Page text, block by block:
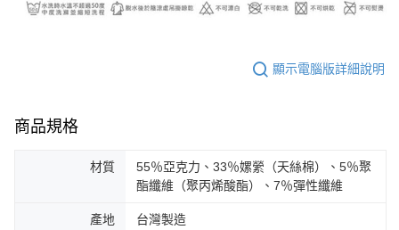
顯示電腦版詳細說明
商品規格
材質
55％亞克力、33％嫘縈（天絲棉）、5％聚
酯纖維（聚丙烯酸酯）、7％彈性纖維
產地 台灣製造